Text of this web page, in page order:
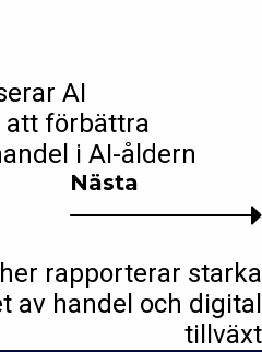
Nästa
rapporterar starka
av handel och digital
tillväxt
AI
förbättra
i AI-åldern